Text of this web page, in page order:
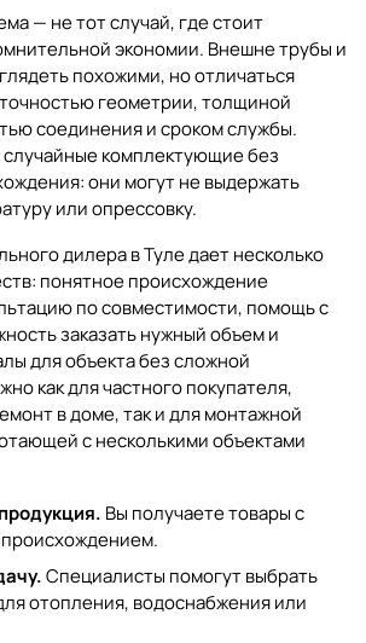
— не тот случай, где стоит
экономии. Внешне трубы и
похожими, но отличаться
геометрии, толщиной
соединения и сроком службы.
комплектующие без
они могут не выдержать
или опрессовку.
дилера в Туле дает несколько
понятное происхождение
по совместимости, помощь с
заказать нужный объем и
для объекта без сложной
как для частного покупателя,
в доме, так и для монтажной
с несколькими объектами
Вы получаете товары с
Специалисты помогут выбрать
отопления, водоснабжения или